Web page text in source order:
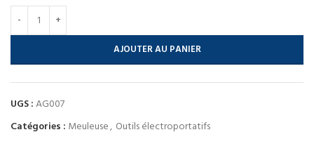
AJOUTER AU PANIER
UGS :AG007
Catégories : Meuleuse, Outils électroportatifs